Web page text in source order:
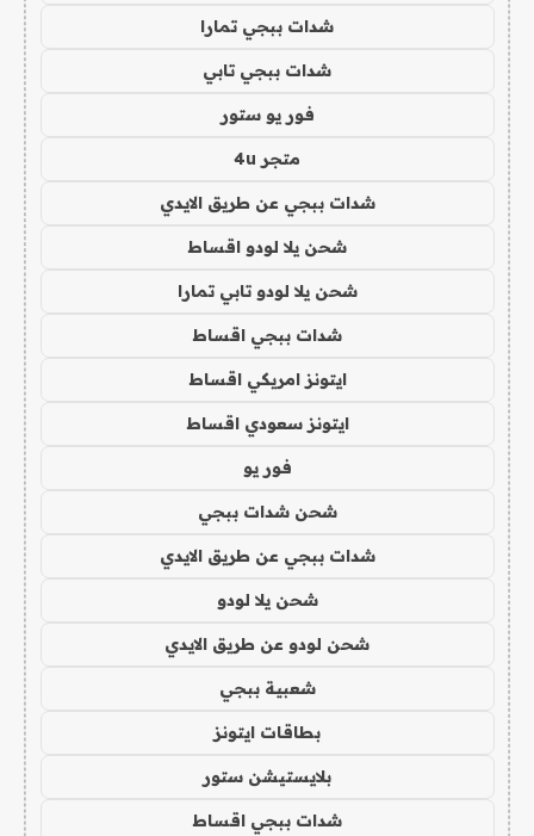
شدات ببجي تمارا
شدات ببجي تابي
فور يو ستور
متجر 4u
شدات ببجي عن طريق الايدي
شحن يلا لودو اقساط
شحن يلا لودو تابي تمارا
شدات ببجي اقساط
ايتونز امريكي اقساط
ايتونز سعودي اقساط
فور يو
شحن شدات ببجي
شدات ببجي عن طريق الايدي
شحن يلا لودو
شحن لودو عن طريق الايدي
شعبية ببجي
بطاقات ايتونز
بلايستيشن ستور
شدات ببجي اقساط